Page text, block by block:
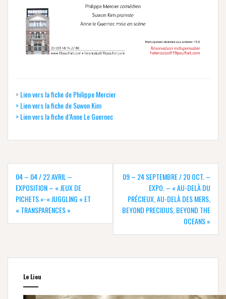
> Lien vers la fiche de Philippe Mercier
> Lien vers la fiche de Suwon Kim
> Lien vers la fiche d’Anne Le Guernec
Navigation
l’article
04 – 04 / 22 AVRIL –
EXPOSITION – « JEUX DE
PICHETS »-« JUGGLING » ET
« TRANSPARENCES »
09 – 24 SEPTEMBRE / 20 OCT. –
EXPO. – « AU-DELÀ DU
PRÉCIEUX, AU-DELÀ DES MERS,
BEYOND PRECIOUS, BEYOND THE
OCEANS »
Le Lieu